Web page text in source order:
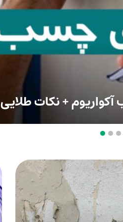
+ نکات طلایی